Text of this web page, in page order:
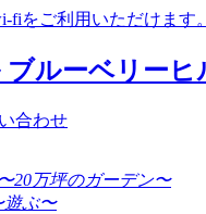
fiをご利用いただけます。
〜20万坪のガーデン〜
遊ぶ〜